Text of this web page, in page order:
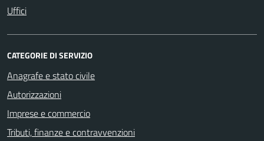
Uffici
CATEGORIE DI SERVIZIO
Anagrafe e stato civile
Autorizzazioni
Imprese e commercio
Tributi, finanze e contravvenzioni